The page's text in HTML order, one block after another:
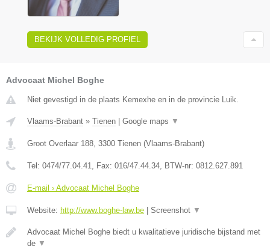
BEKIJK VOLLEDIG PROFIEL
Advocaat Michel Boghe
Niet gevestigd in de plaats Kemexhe en in de provincie Luik.
Vlaams-Brabant » Tienen | Google maps ▼
Groot Overlaar 188 3300 Tienen (Vlaams-Brabant)
Tel: 0474/77.04.41 , Fax: 016/47.44.34 , BTW-nr: ​0812.627.891
E-mail › Advocaat Michel Boghe
Website: http://www.boghe-law.be | Screenshot ▼
Advocaat Michel Boghe biedt u kwalitatieve juridische bijstand met
de ▼